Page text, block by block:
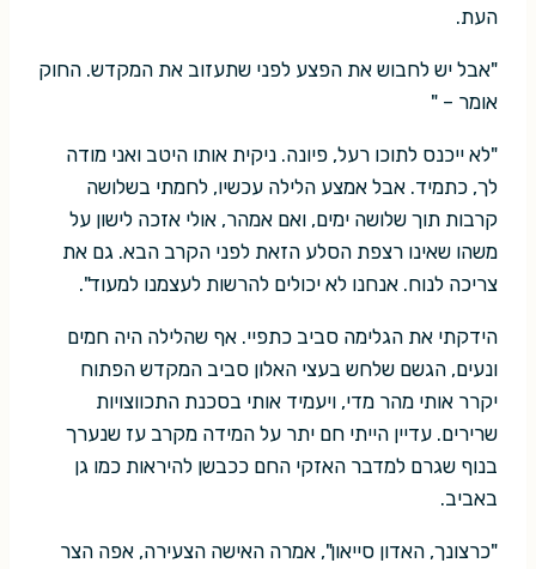
העת.
"אבל יש לחבוש את הפצע לפני שתעזוב את המקדש. החוק
אומר – "
"לא ייכנס לתוכו רעל, פיונה. ניקית אותו היטב ואני מודה
לך, כתמיד. אבל אמצע הלילה עכשיו, לחמתי בשלושה
קרבות תוך שלושה ימים, ואם אמהר, אולי אזכה לישון על
משהו שאינו רצפת הסלע הזאת לפני הקרב הבא. גם את
צריכה לנוח. אנחנו לא יכולים להרשות לעצמנו למעוד".
הידקתי את הגלימה סביב כתפיי. אף שהלילה היה חמים
ונעים, הגשם שלחש בעצי האלון סביב המקדש הפתוח
יקרר אותי מהר מדי, ויעמיד אותי בסכנת התכווצויות
שרירים. עדיין הייתי חם יתר על המידה מקרב עז שנערך
בנוף שגרם למדבר האזקי החם ככבשן להיראות כמו גן
באביב.
"כרצונך, האדון סייאון", אמרה האישה הצעירה, אפה הצר